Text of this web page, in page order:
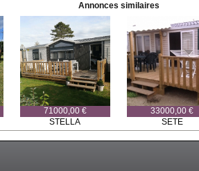
Annonces similaires
71000,00 €
STELLA
33000,00 €
SETE